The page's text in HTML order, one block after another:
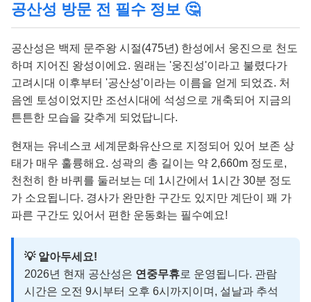
공산성 방문 전 필수 정보 🤔
공산성은 백제 문주왕 시절(475년) 한성에서 웅진으로 천도
하며 지어진 왕성이에요. 원래는 '웅진성'이라고 불렸다가
고려시대 이후부터 '공산성'이라는 이름을 얻게 되었죠. 처
음엔 토성이었지만 조선시대에 석성으로 개축되어 지금의
튼튼한 모습을 갖추게 되었답니다.
현재는 유네스코 세계문화유산으로 지정되어 있어 보존 상
태가 매우 훌륭해요. 성곽의 총 길이는 약 2,660m 정도로,
천천히 한 바퀴를 둘러보는 데 1시간에서 1시간 30분 정도
가 소요됩니다. 경사가 완만한 구간도 있지만 계단이 꽤 가
파른 구간도 있어서 편한 운동화는 필수예요!
💡 알아두세요!
2026년 현재 공산성은 연중무휴로 운영됩니다. 관람
시간은 오전 9시부터 오후 6시까지이며, 설날과 추석